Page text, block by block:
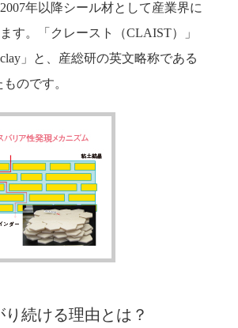
年以降シール材として産業界に
す。「クレースト（CLAIST）」
」と、産総研の英文略称である
のです。
続ける理由とは？